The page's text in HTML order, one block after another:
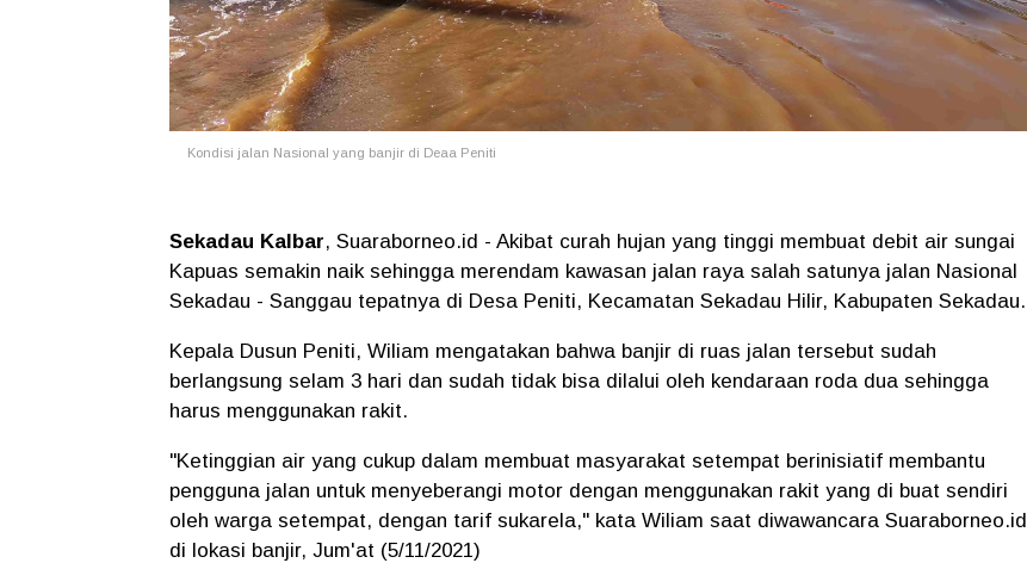
Kondisi jalan Nasional yang banjir di Deaa Peniti
Sekadau Kalbar, Suaraborneo.id - Akibat curah hujan yang tinggi membuat debit air sungai
Kapuas semakin naik sehingga merendam kawasan jalan raya salah satunya jalan Nasional
Sekadau - Sanggau tepatnya di Desa Peniti, Kecamatan Sekadau Hilir, Kabupaten Sekadau.
Kepala Dusun Peniti, Wiliam mengatakan bahwa banjir di ruas jalan tersebut sudah
berlangsung selam 3 hari dan sudah tidak bisa dilalui oleh kendaraan roda dua sehingga
harus menggunakan rakit.
"Ketinggian air yang cukup dalam membuat masyarakat setempat berinisiatif membantu
pengguna jalan untuk menyeberangi motor dengan menggunakan rakit yang di buat sendiri
oleh warga setempat, dengan tarif sukarela," kata Wiliam saat diwawancara Suaraborneo.id
di lokasi banjir, Jum'at (5/11/2021)